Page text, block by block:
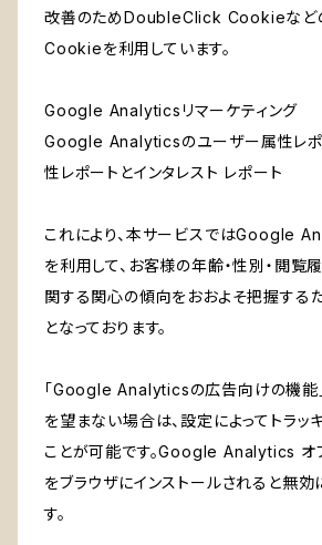
改善のためDoubleClick Cookieなど
Cookieを利用しています。
Google Analyticsリマーケティング
Google Analyticsのユーザー属性レポ
性レポートとインタレスト レポート
これにより、本サービスではGoogle
を利用して、お客様の年齢・性別・閲覧
関する関心の傾向をおおよそ把握する
となっております。
「Google Analyticsの広告向けの機能
を望まない場合は、設定によってトラッ
ことが可能です。Google Analytics オ
をブラウザにインストールされると無効
す。